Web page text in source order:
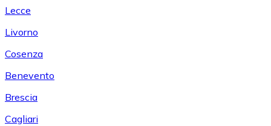
Lecce
Livorno
Cosenza
Benevento
Brescia
Cagliari